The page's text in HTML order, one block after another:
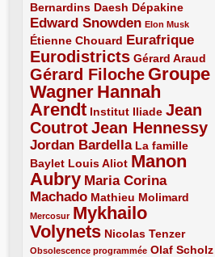
Bernardins
2/5 Daesh
2/5 Dépakine
2/5
Edward Snowden
3/5 Elon Musk
1/5
Étienne Chouard
2/5 Eurafrique
3/5
Eurodistricts
4/5 Gérard Araud
2/5
Gérard Filoche
4/5
Groupe
Wagner
5/5
Hannah
Arendt
5/5 Institut Iliade
2/5
Jean
Coutrot
4/5 Jean Hennessy
4/5
Jordan Bardella
3/5
La famille
Baylet
2/5 Louis Aliot
2/5
Manon
Aubry
5/5
Maria Corina
Machado
3/5 Mathieu Molimard
2/5
Mercosur
1/5
Mykhailo
Volynets
5/5 Nicolas Tenzer
2/5
Obsolescence programmée
1/5 Olaf Scholz
2/5